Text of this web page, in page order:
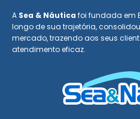
A Sea & Náutica foi fundada em
longo de sua trajetória,
mercado, trazendo aos seus
atendimento eficaz.